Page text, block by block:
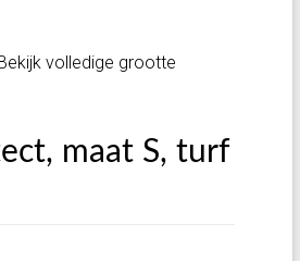
volledige grootte
maat S, turf